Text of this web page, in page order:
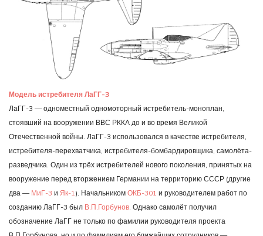
Модель истребителя ЛаГГ-3
ЛаГГ-3 — одноместный одномоторный истребитель-моноплан,
стоявший на вооружении ВВС РККА до и во время Великой
Отечественной войны. ЛаГГ-3 использовался в качестве истребителя,
истребителя-перехватчика, истребителя-бомбардировщика, самолёта-
разведчика. Один из трёх истребителей нового поколения, принятых на
вооружение перед вторжением Германии на территорию СССР (другие
два — МиГ-3 и Як-1). Начальником ОКБ-301 и руководителем работ по
созданию ЛаГГ-3 был В.П.Горбунов. Однако самолёт получил
обозначение ЛаГГ не только по фамилии руководителя проекта